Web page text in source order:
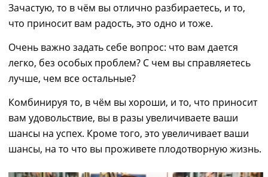
Зачастую, то в чём вы отлично разбираетесь, и то,
что приносит вам радость, это одно и тоже.
Очень важно задать себе вопрос: что вам дается
легко, без особых проблем? С чем вы справляетесь
лучше, чем все остальные?
Комбинируя то, в чём вы хороши, и то, что приносит
вам удовольствие, вы в разы увеличиваете ваши
шансы на успех. Кроме того, это увеличивает ваши
шансы, на то что вы проживете плодотворную жизнь.